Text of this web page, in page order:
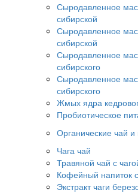
Сыродавленное
сибирской
Сыродавленное
сибирской
Сыродавленное
сибирского
Сыродавленное
сибирского
Жмых ядра
Пробиотическое
Органические чай
Чага чай
Травяной чай с
Кофейный напиток
Экстракт чаги